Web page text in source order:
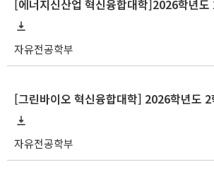
자유전공학부
자유전공학부